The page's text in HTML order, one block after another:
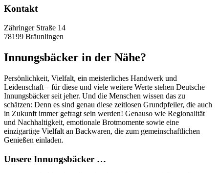
Kontakt
Zähringer Straße 14
78199 Bräunlingen
Innungsbäcker in der Nähe?
Persönlichkeit, Vielfalt, ein meisterliches Handwerk und
Leidenschaft – für diese und viele weitere Werte stehen Deutsche
Innungsbäcker seit jeher. Und die Menschen wissen das zu
schätzen: Denn es sind genau diese zeitlosen Grundpfeiler, die auch
in Zukunft immer gefragt sein werden! Genauso wie Regionalität
und Nachhaltigkeit, emotionale Brotmomente sowie eine
einzigartige Vielfalt an Backwaren, die zum gemeinschaftlichen
Genießen einladen.
Unsere Innungsbäcker …